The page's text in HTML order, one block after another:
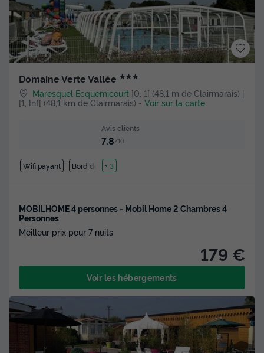
Domaine Verte Vallée ★★★
Maresquel Ecquemicourt ]0, 1[ (48,1 m de Clairmarais) |
[1, Inf[ (48,1 km de Clairmarais) - Voir sur la carte
Avis clients
7.8/10
Wifi payant Bord de mer
+ 3
MOBILHOME 4 personnes - Mobil Home 2 Chambres 4
Personnes
Meilleur prix pour 7 nuits
179 €
Voir les hébergements